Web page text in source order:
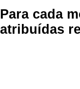
Para cada
atribuídas